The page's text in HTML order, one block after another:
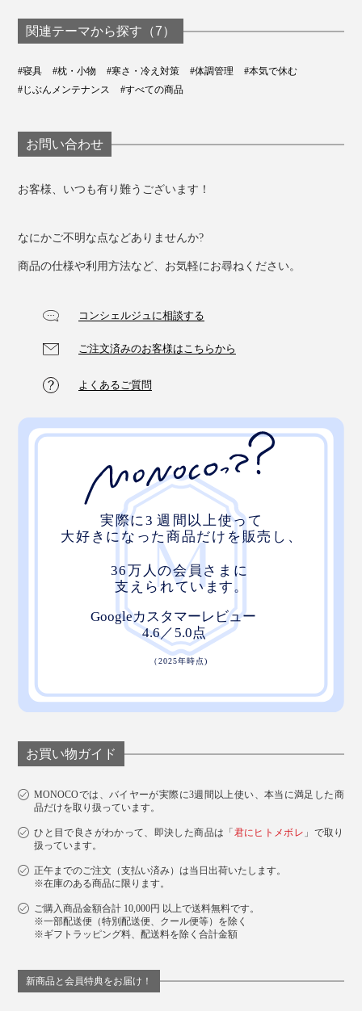
関連テーマから探す（7）
#寝具 #枕・小物 #寒さ・冷え対策 #体調管理
#本気で休む
#じぶんメンテナンス
#すべての商品
お問い合わせ
お客様、いつも有り難うございます！
なにかご不明な点などありませんか?
商品の仕様や利用方法など、お気軽にお尋ねください。
コンシェルジュに相談する
ご注文済みのお客様はこちらから
よくあるご質問
お買い物ガイド
MONOCOでは、バイヤーが実際に3週間以上使い、本当に満足した商
品だけを取り扱っています。
ひと目で良さがわかって、即決した商品は「君にヒトメボレ 」で取り
扱っています。
正午までのご注文（支払い済み）は当日出荷いたします。
※在庫のある商品に限ります。
ご購入商品金額合計 10,000円 以上で送料無料です。
※一部配送便（特別配送便、クール便等）を除く
※ギフトラッピング料、配送料を除く合計金額
新商品と会員特典をお届け！